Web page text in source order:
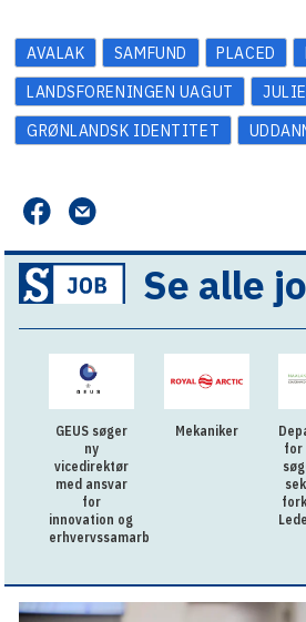
AVALAK SAMFUND PLACED
LANDSFORENINGEN UAGUT
GRØNLANDSK IDENTITET
Se alle
GEUS søger
ny
vicedirektør
med ansvar
for
innovation og
erhvervssamarbejde
Mekaniker
for